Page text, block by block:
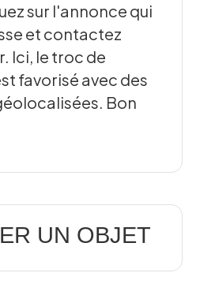
sur l'annonce qui
et contactez
Ici, le troc de
favorisé avec des
Bon
UN OBJET